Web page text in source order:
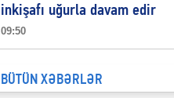
inkişafı uğurla davam edir
09:50
BÜTÜN XƏBƏRLƏR